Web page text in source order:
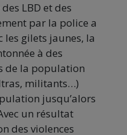
LBD et des
par la police a
les gilets jaunes, la
à des
de la population
militants…)
jusqu’alors
un résultat
des violences